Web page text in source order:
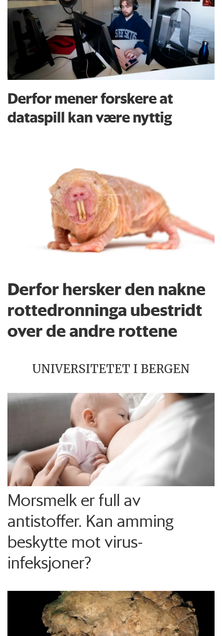
Derfor mener forskere at
dataspill kan være nyttig
Derfor hersker den nakne
rottedronninga ubestridt
over de andre rottene
UNIVERSITETET I BERGEN
Morsmelk er full av
antistoffer. Kan amming
beskytte mot virus-
infeksjoner?